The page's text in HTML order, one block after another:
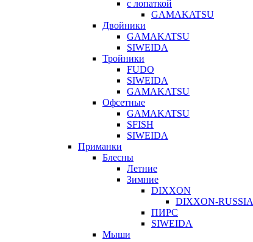
с лопаткой
GAMAKATSU
Двойники
GAMAKATSU
SIWEIDA
Тройники
FUDO
SIWEIDA
GAMAKATSU
Офсетные
GAMAKATSU
SFISH
SIWEIDA
Приманки
Блесны
Летние
Зимние
DIXXON
DIXXON-RUSSIA
ПИРС
SIWEIDA
Мыши